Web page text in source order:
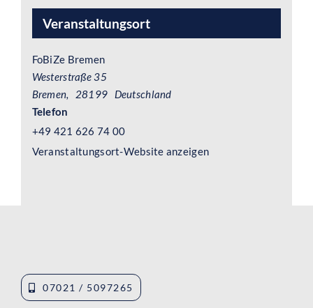
Veranstaltungsort
FoBiZe Bremen
Westerstraße 35
Bremen, 28199
Deutschland
Telefon
+49 421 626 74 00
Veranstaltungsort-Website anzeigen
07021 / 5097265